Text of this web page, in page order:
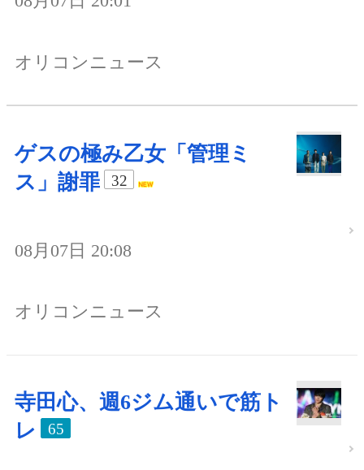
オリコンニュース
ゲスの極み乙女「管理ミ
ス」謝罪
32
08月07日 20:08
オリコンニュース
寺田心、週6ジム通いで筋ト
レ
65